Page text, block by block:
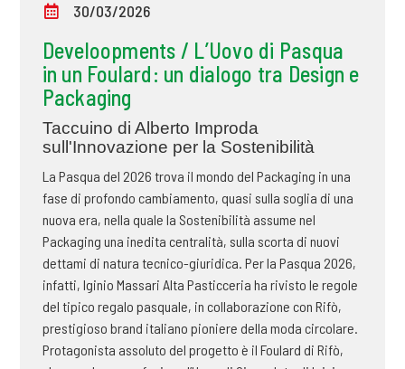
30/03/2026
Develoopments / L’Uovo di Pasqua
in un Foulard: un dialogo tra Design e
Packaging
Taccuino di Alberto Improda
sull'Innovazione per la Sostenibilità
La Pasqua del 2026 trova il mondo del Packaging in una
fase di profondo cambiamento, quasi sulla soglia di una
nuova era, nella quale la Sostenibilità assume nel
Packaging una inedita centralità, sulla scorta di nuovi
dettami di natura tecnico-giuridica. Per la Pasqua 2026,
infatti, Iginio Massari Alta Pasticceria ha rivisto le regole
del tipico regalo pasquale, in collaborazione con Rifò,
prestigioso brand italiano pioniere della moda circolare.
Protagonista assoluto del progetto è il Foulard di Rifò,